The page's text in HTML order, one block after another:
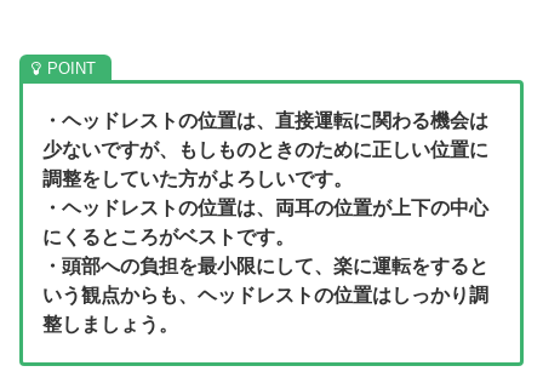
・ヘッドレストの位置は、直接運転に関わる機会は
少ないですが、もしものときのために正しい位置に
調整をしていた方がよろしいです。
・ヘッドレストの位置は、両耳の位置が上下の中心
にくるところがベストです。
・頭部への負担を最小限にして、楽に運転をすると
いう観点からも、ヘッドレストの位置はしっかり調
整しましょう。